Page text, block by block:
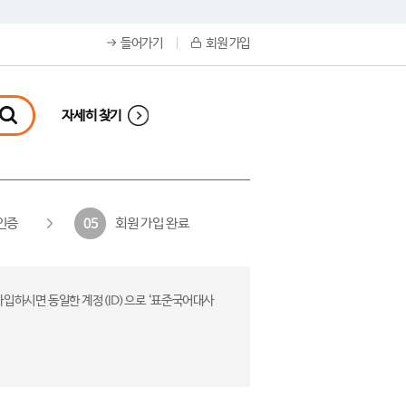
들어가기 회원 가입
자세히 찾기
증 05 회원 가입 완료
하시면 동일한 계정(ID)으로 ‘표준국어대사